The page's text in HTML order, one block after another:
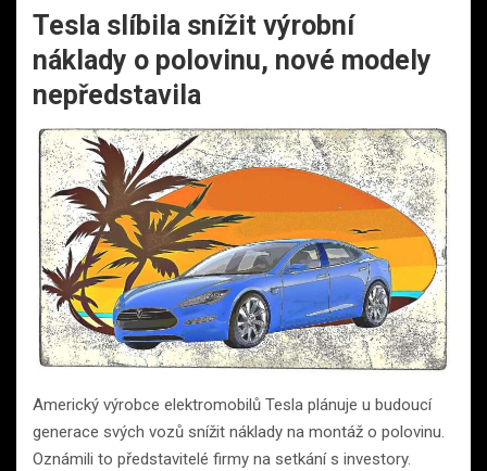
Tesla slíbila snížit výrobní
náklady o polovinu, nové modely
nepředstavila
Americký výrobce elektromobilů Tesla plánuje u budoucí
generace svých vozů snížit náklady na montáž o polovinu.
Oznámili to představitelé firmy na setkání s investory.